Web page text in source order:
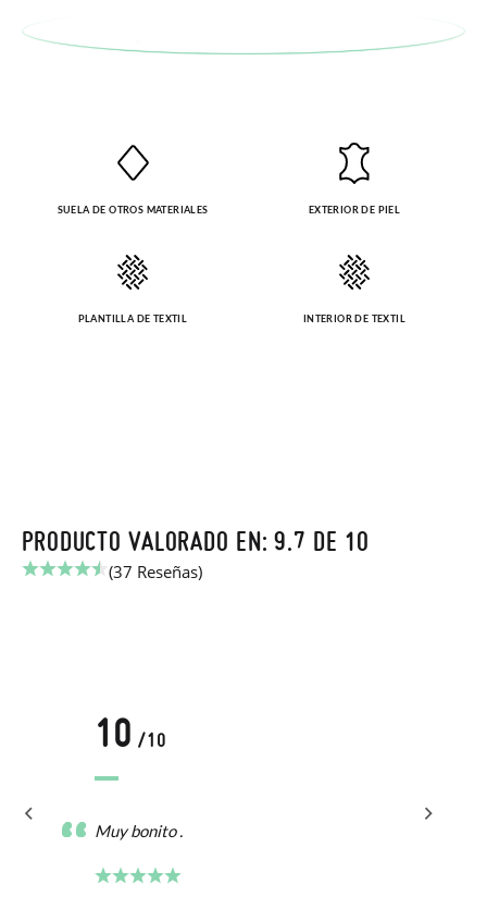
SUELA DE OTROS MATERIALES EXTERIOR DE PIEL
PLANTILLA DE TEXTIL INTERIOR DE TEXTIL
PRODUCTO VALORADO EN: 9.7 DE 10
(37 Reseñas)
10 /10
Muy bonito .